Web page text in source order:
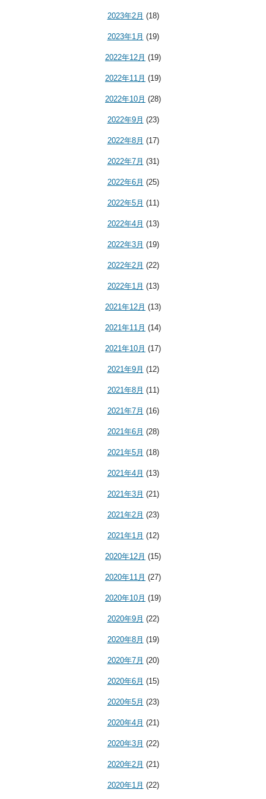
2023年2月 (18)
2023年1月 (19)
2022年12月 (19)
2022年11月 (19)
2022年10月 (28)
2022年9月 (23)
2022年8月 (17)
2022年7月 (31)
2022年6月 (25)
2022年5月 (11)
2022年4月 (13)
2022年3月 (19)
2022年2月 (22)
2022年1月 (13)
2021年12月 (13)
2021年11月 (14)
2021年10月 (17)
2021年9月 (12)
2021年8月 (11)
2021年7月 (16)
2021年6月 (28)
2021年5月 (18)
2021年4月 (13)
2021年3月 (21)
2021年2月 (23)
2021年1月 (12)
2020年12月 (15)
2020年11月 (27)
2020年10月 (19)
2020年9月 (22)
2020年8月 (19)
2020年7月 (20)
2020年6月 (15)
2020年5月 (23)
2020年4月 (21)
2020年3月 (22)
2020年2月 (21)
2020年1月 (22)